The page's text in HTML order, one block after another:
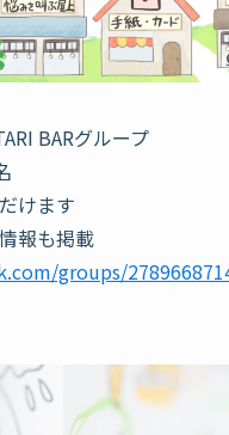
BARグループ
けます
報も掲載
groups/